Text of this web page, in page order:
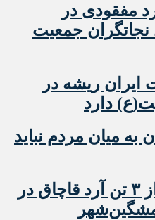
مفقودی در
نجاتگران جمعیت
ریشه در
دارد
به میان مردم نباید
کشف بیش از ۳ تن آرد قاچاق در
مشگین‌شهر